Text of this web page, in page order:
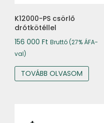
K12000-PS csörlő
drótkötéllel
156 000 Ft Bruttó (27% ÁFA-
val)
TOVÁBB OLVASOM